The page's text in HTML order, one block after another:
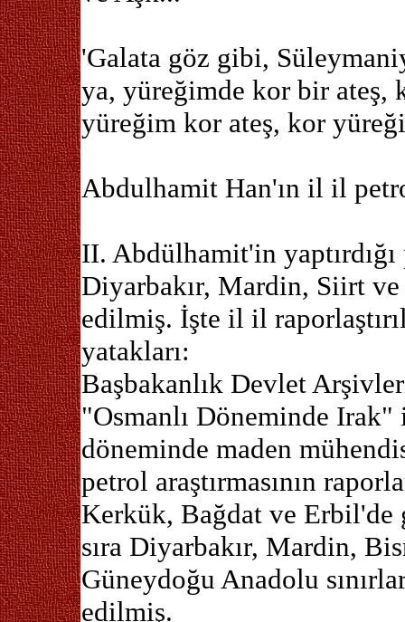
'Galata göz gibi,
ya, yüreğimde kor bir ateş,
yüreğim kor ateş, kor
Abdulhamit Han'ın il il
II. Abdülhamit'in yaptırdığı
Diyarbakır, Mardin, Siirt
edilmiş. İşte il il
yatakları:
Başbakanlık Devlet
"Osmanlı Döneminde
döneminde maden
petrol araştırmasının
Kerkük, Bağdat ve Erbil'de
sıra Diyarbakır, Mardin,
Güneydoğu Anadolu
edilmiş.